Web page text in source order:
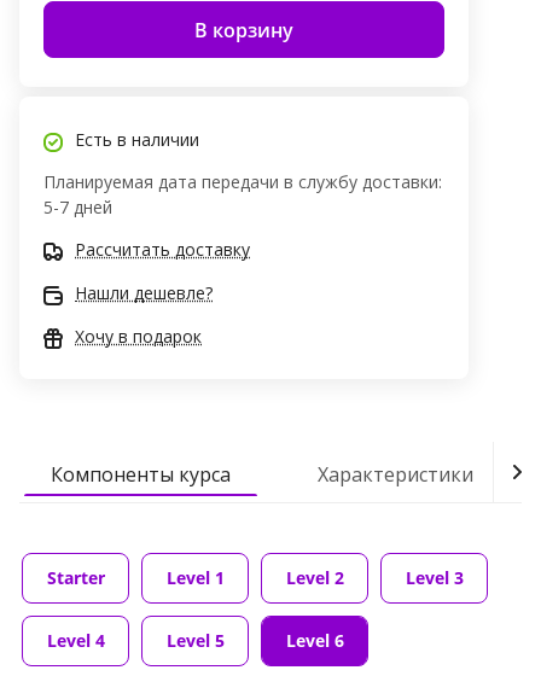
В корзину
Есть в наличии
Планируемая дата передачи в службу доставки:
5-7 дней
Рассчитать доставку
Нашли дешевле?
Хочу в подарок
Компоненты курса Характеристики
Starter Level 1 Level 2 Level 3
Level 4 Level 5 Level 6